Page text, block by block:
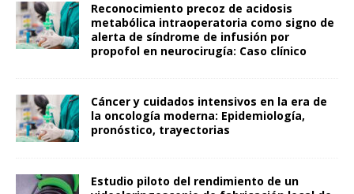
Reconocimiento precoz de acidosis
metabólica intraoperatoria como signo de
alerta de síndrome de infusión por
propofol en neurocirugía: Caso clínico
Cáncer y cuidados intensivos en la era de
la oncología moderna: Epidemiología,
pronóstico, trayectorias
Estudio piloto del rendimiento de un